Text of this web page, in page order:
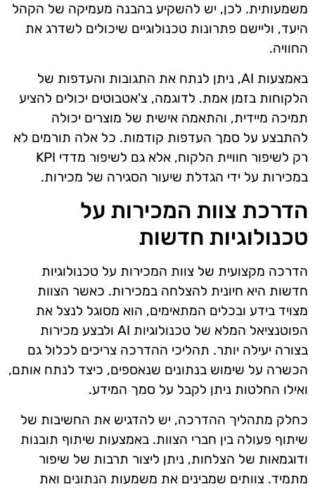
משמעותית. לכן, יש להשקיע בהבנה מעמיקה של הקהל
היעד, וליישם פתרונות טכנולוגיים שיכולים לשדרג את
החוויה.
באמצעות AI, ניתן לנתח את התגובות והעדפות של
הלקוחות בזמן אמת. לדוגמה, צ'אטבוטים יכולים להציע
תמיכה מיידית, והתאמה אישית של מוצרים יכולה
להתבצע על סמך העדפות קודמות. כל אלה תורמים לא
רק לשיפור חוויית הלקוח, אלא גם לשיפור מדדי KPI
במכירות על ידי הגדלת שיעור הסגירה של מכירות.
הדרכת צוות המכירות על
טכנולוגיות חדשות
הדרכה מקצועית של צוות המכירות על טכנולוגיות
חדשות היא חיונית להצלחה במכירות. כאשר הצוות
מצויד בידע ובכלים המתאימים, הוא מסוגל לנצל את
הפוטנציאל המלא של טכנולוגיות AI ולבצע מכירות
בצורה יעילה יותר. תהליכי ההדרכה צריכים לכלול גם
הכשרה על שימוש בנתונים שנאספים, כיצד לנתח אותם,
ואילו החלטות ניתן לקבל על סמך המידע.
כחלק מתהליך ההדרכה, יש להדגיש את החשיבות של
שיתוף פעולה בין חברי הצוות. באמצעות שיתוף תובנות
ודוגמאות של הצלחות, ניתן ליצור תרבות של שיפור
מתמיד. צוותים שמבינים את משמעות הנתונים ואת